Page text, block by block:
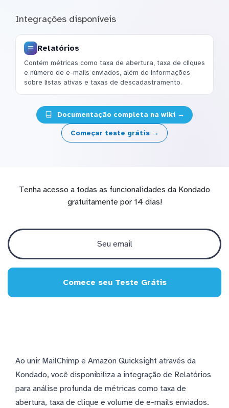
Integrações disponíveis
Relatórios
Contém métricas como taxa de abertura, taxa de cliques
e número de e-mails enviados, além de informações
sobre listas ativas e taxas de descadastramento.
Documentação completa na wiki →
Começar teste grátis →
Tenha acesso a todas as funcionalidades da Kondado
gratuitamente por 14 dias!
Comece seu Teste Grátis
Ao unir MailChimp e Amazon Quicksight através da
Kondado, você disponibiliza a integração de Relatórios
para análise profunda de métricas como taxa de
abertura, taxa de clique e volume de e-mails enviados.